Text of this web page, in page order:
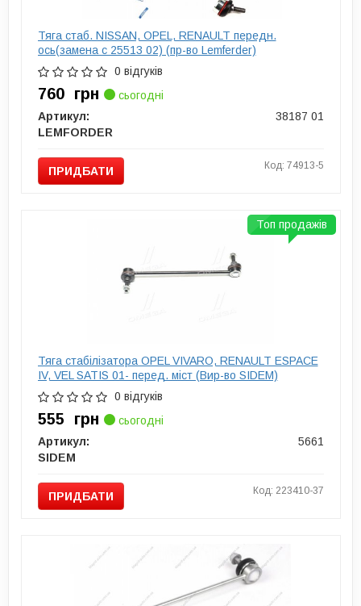
Тяга стаб. NISSAN, OPEL, RENAULT передн.
ось(замена с 25513 02) (пр-во Lemferder)
0 відгуків
760 грн
сьогодні
Артикул:
38187 01
LEMFORDER
ПРИДБАТИ Код: 74913-5
Тяга стабілізатора OPEL VIVARO, RENAULT ESPACE
IV, VEL SATIS 01- перед. міст (Вир-во SIDEM)
0 відгуків
555 грн
сьогодні
Артикул:
5661
SIDEM
ПРИДБАТИ Код: 223410-37
Топ продажів